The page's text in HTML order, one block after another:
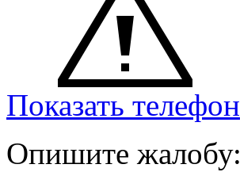
Показать телефон
Опишите жалобу: